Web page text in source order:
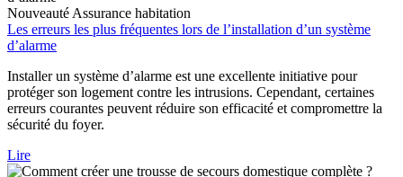
Nouveauté Assurance habitation
Les erreurs les plus fréquentes lors de l’installation d’un système
d’alarme
Installer un système d’alarme est une excellente initiative pour
protéger son logement contre les intrusions. Cependant, certaines
erreurs courantes peuvent réduire son efficacité et compromettre la
sécurité du foyer.
Lire